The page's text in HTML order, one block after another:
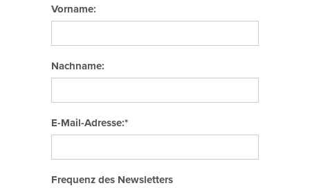
Vorname:
Nachname:
E-Mail-Adresse:*
Frequenz des Newsletters